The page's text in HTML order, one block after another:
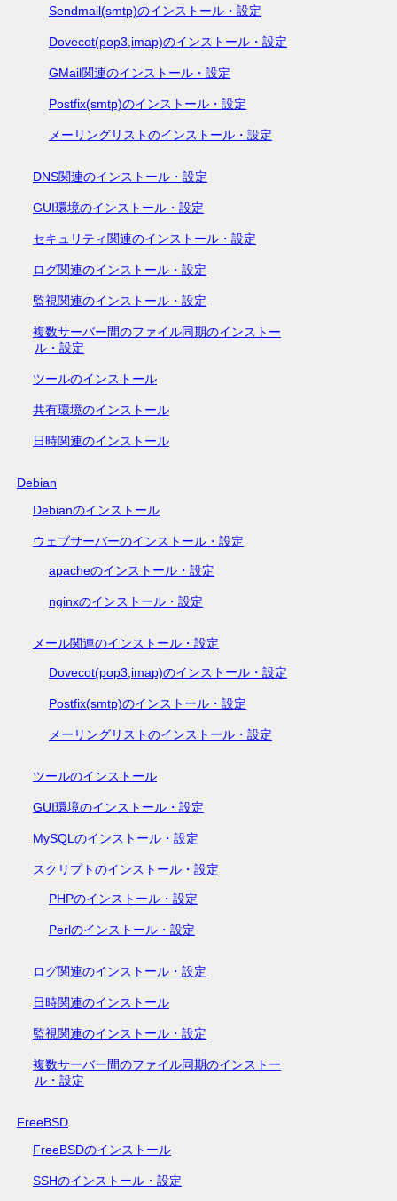
Sendmail(smtp)のインストール・設定
Dovecot(pop3,imap)のインストール・設定
GMail関連のインストール・設定
Postfix(smtp)のインストール・設定
メーリングリストのインストール・設定
DNS関連のインストール・設定
GUI環境のインストール・設定
セキュリティ関連のインストール・設定
ログ関連のインストール・設定
監視関連のインストール・設定
複数サーバー間のファイル同期のインストー
ル・設定
ツールのインストール
共有環境のインストール
日時関連のインストール
Debian
Debianのインストール
ウェブサーバーのインストール・設定
apacheのインストール・設定
nginxのインストール・設定
メール関連のインストール・設定
Dovecot(pop3,imap)のインストール・設定
Postfix(smtp)のインストール・設定
メーリングリストのインストール・設定
ツールのインストール
GUI環境のインストール・設定
MySQLのインストール・設定
スクリプトのインストール・設定
PHPのインストール・設定
Perlのインストール・設定
ログ関連のインストール・設定
日時関連のインストール
監視関連のインストール・設定
複数サーバー間のファイル同期のインストー
ル・設定
FreeBSD
FreeBSDのインストール
SSHのインストール・設定